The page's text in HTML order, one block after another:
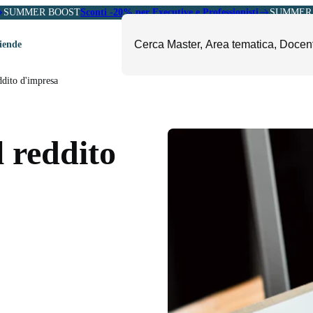
SUMMER BOOSTSconti -20% per Executive e Professionisti
e Soft Skills
Ambiente
Food, Beverage e Turismo
Il Sole 24 ORE Professionale
d'impresa
reddito